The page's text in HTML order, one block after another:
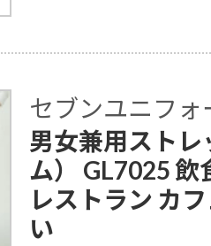
セブンユニフォ
男女兼用スト
ム） GL7025 飲
レストラン カ
い